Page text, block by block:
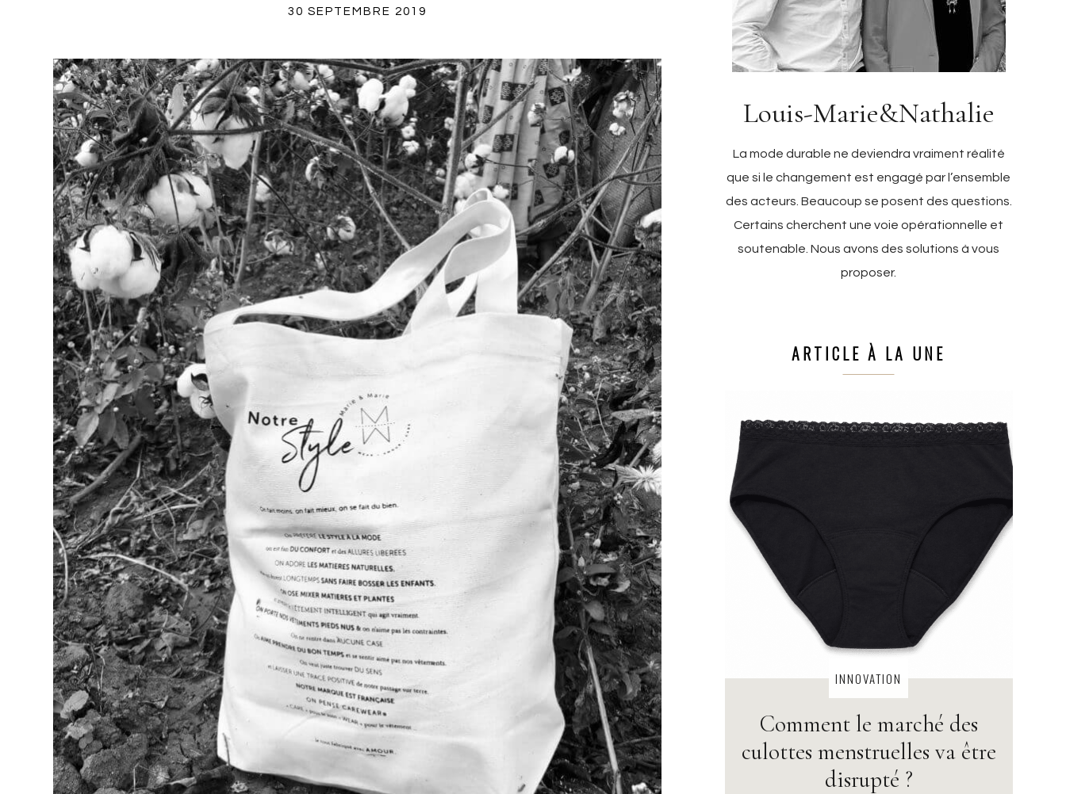
30 SEPTEMBRE 2019
Louis-Marie&Nathalie
La mode durable ne deviendra vraiment réalité
que si le changement est engagé par l’ensemble
des acteurs. Beaucoup se posent des questions.
Certains cherchent une voie opérationnelle et
soutenable. Nous avons des solutions à vous
proposer.
ARTICLE À LA UNE
INNOVATION
Comment le marché des
culottes menstruelles va être
disrupté ?